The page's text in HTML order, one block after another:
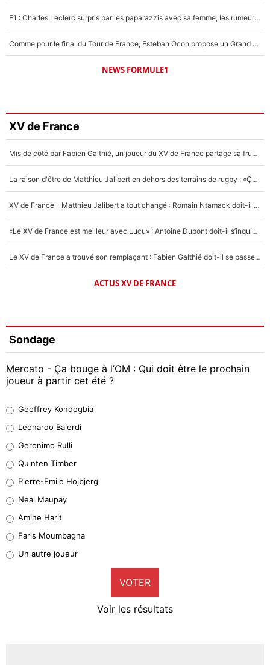
F1 : Charles Leclerc surpris par les paparazzis avec sa femme, les rumeurs étaient vraies !
Comme pour le final du Tour de France, Esteban Ocon propose un Grand Prix de Formule 1 à Paris : «Autour de l’Arc de Triomphe, ce serait génial» !
NEWS FORMULE1
XV de France
Mis de côté par Fabien Galthié, un joueur du XV de France partage sa frustration : «ils ne me l’ont pas dit tout de suite»
La raison d'être de Matthieu Jalibert en dehors des terrains de rugby : «Ça m'atteint autant que si tu touches à un membre de ma famille»
XV de France - Matthieu Jalibert a tout changé : Romain Ntamack doit-il s’inquiéter pour sa place à un an de la Coupe du monde ?
«Le XV de France est meilleur avec Lucu» : Antoine Dupont doit-il s’inquiéter pour sa place ?
Le XV de France a trouvé son remplaçant : Fabien Galthié doit-il se passer d'Antoine Dupont ?
ACTUS XV DE FRANCE
Sondage
Mercato - Ça bouge à l’OM : Qui doit être le prochain
joueur à partir cet été ?
38%
32%
5%
1%
9%
Geoffrey Kondogbia
Leonardo Balerdi
Geronimo Rulli
Quinten Timber
Pierre-Emile Hojbjerg
Neal Maupay
Amine Harit
Faris Moumbagna
Un autre joueur
VOTER
Voir les résultats